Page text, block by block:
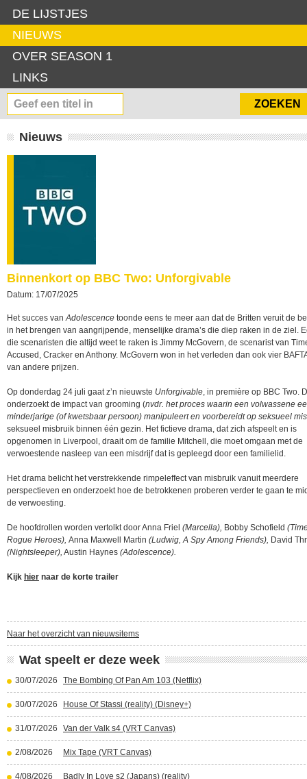
DE LIJSTJES
NIEUWS
OVER SEASON 1
LINKS
Nieuws
Binnenkort op BBC Two: Unforgivable
Datum: 17/07/2025
Het succes vanAdolescence toonde eens te meer aan dat de Britten veruit de
in het brengen van aangrijpende, menselijke drama’s die diep raken in de ziel.
die scenaristen die altijd weet te raken is Jimmy McGovern, de scenarist van
Accused, Cracker en Anthony. McGovern won in het verleden dan ook vier
van andere prijzen.
Op donderdag 24 juli gaat z’n nieuwste Unforgivable, in première op BBC Two.
onderzoekt de impact van grooming (nvdr. het proces waarin een volwassene
minderjarige (of kwetsbaar persoon) manipuleert en voorbereidt op seksueel
seksueel misbruik binnen één gezin. Het fictieve drama, dat zich afspeelt en is
opgenomen in Liverpool, draait om de familie Mitchell, die moet omgaan met de
verwoestende nasleep van een misdrijf dat is gepleegd door een familielid.
Het drama belicht het verstrekkende rimpeleffect van misbruik vanuit meerdere
perspectieven en onderzoekt hoe de betrokkenen proberen verder te gaan te
de verwoesting.
De hoofdrollen worden vertolkt door Anna Friel (Marcella), Bobby Schofield
Rogue Heroes), Anna Maxwell Martin (Ludwig, A Spy Among Friends), David
(Nightsleeper), Austin Haynes (Adolescence).
Kijk hier naar de korte trailer
Naar het overzicht van nieuwsitems
Wat speelt er deze week
30/07/2026 The Bombing Of Pan Am 103 (Netflix)
30/07/2026 House Of Stassi (reality) (Disney+)
31/07/2026 Van der Valk s4 (VRT Canvas)
2/08/2026 Mix Tape (VRT Canvas)
4/08/2026 Badly In Love s2 (Japans) (reality)